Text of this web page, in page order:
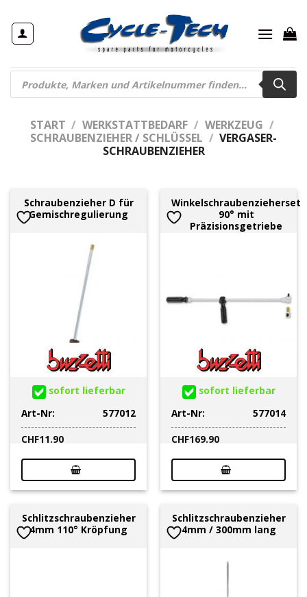
Inhalt
springen
Products
search
START / WERKSTATTBEDARF / WERKZEUG /
SCHRAUBENZIEHER / SCHLÜSSEL / VERGASER-
SCHRAUBENZIEHER
Schraubenzieher D für
Gemischregulierung
sofort lieferbar
Art-Nr:
577012
CHF11.90
Winkelschraubenzieherset
90° mit
Präzisionsgetriebe
sofort lieferbar
Art-Nr:
577014
CHF169.90
Schlitzschraubenzieher
4mm 110° Kröpfung
Schlitzschraubenzieher
4mm / 300mm lang